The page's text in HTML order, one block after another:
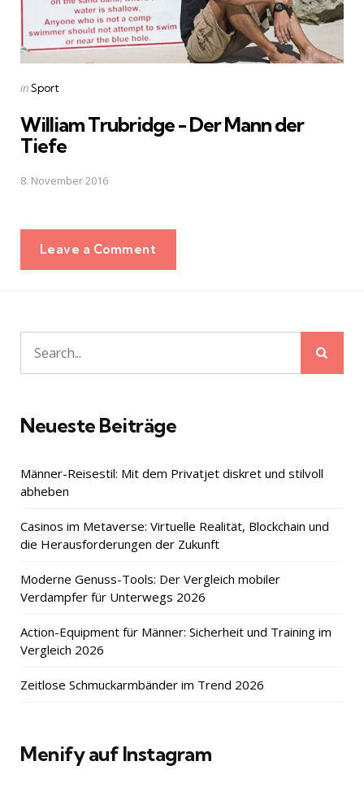
Posted
inSport
William Trubridge - Der Mann der
Tiefe
8. November 2016
Leave a Comment
Search
for:
Neueste Beiträge
Männer-Reisestil: Mit dem Privatjet diskret und stilvoll
abheben
Casinos im Metaverse: Virtuelle Realität, Blockchain und
die Herausforderungen der Zukunft
Moderne Genuss-Tools: Der Vergleich mobiler
Verdampfer für Unterwegs 2026
Action-Equipment für Männer: Sicherheit und Training im
Vergleich 2026
Zeitlose Schmuckarmbänder im Trend 2026
Menify auf Instagram